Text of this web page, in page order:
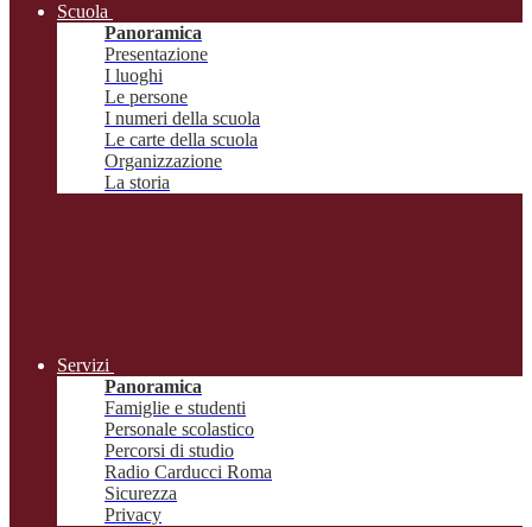
Scuola
Panoramica
Presentazione
I luoghi
Le persone
I numeri della scuola
Le carte della scuola
Organizzazione
La storia
Servizi
Panoramica
Famiglie e studenti
Personale scolastico
Percorsi di studio
Radio Carducci Roma
Sicurezza
Privacy